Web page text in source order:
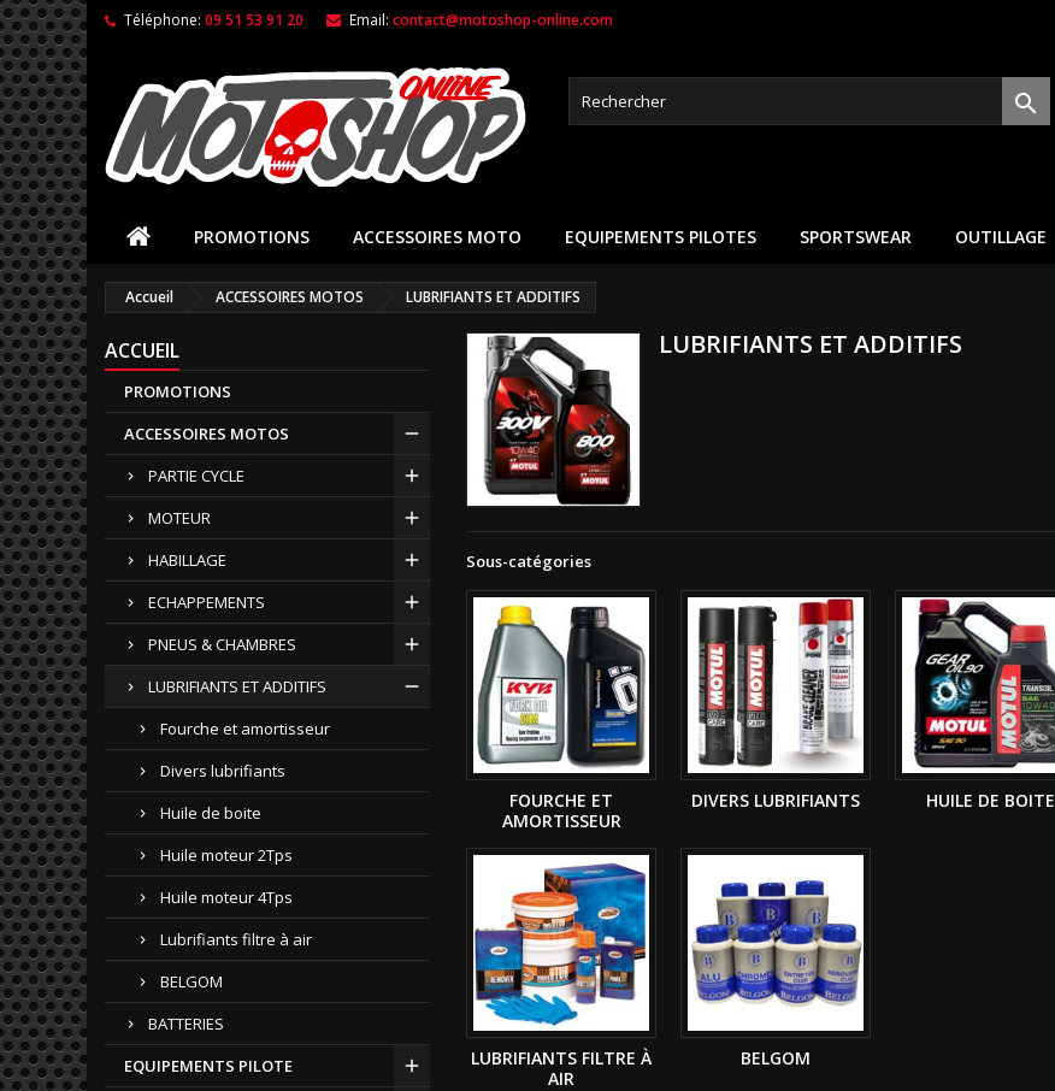
Téléphone: 09 51 53 91 20 Email: contact@motoshop-online.com

PROMOTIONS ACCESSOIRES MOTO EQUIPEMENTS PILOTES SPORTSWEAR OUTILLAGE
Accueil ACCESSOIRES MOTOS LUBRIFIANTS ET ADDITIFS
ACCUEIL
PROMOTIONS
ACCESSOIRES MOTOS
PARTIE CYCLE
MOTEUR
HABILLAGE
ECHAPPEMENTS
PNEUS & CHAMBRES
LUBRIFIANTS ET ADDITIFS
Fourche et amortisseur
Divers lubrifiants
Huile de boite
Huile moteur 2Tps
Huile moteur 4Tps
Lubrifiants filtre à air
BELGOM
BATTERIES
EQUIPEMENTS PILOTE
LUBRIFIANTS ET ADDITIFS
Sous-catégories
FOURCHE ET
AMORTISSEUR
DIVERS LUBRIFIANTS HUILE DE BOITE
LUBRIFIANTS FILTRE À
AIR
BELGOM